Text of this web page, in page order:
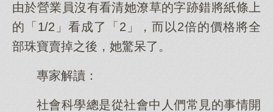
由於營業員沒有看清她潦草的字跡錯將紙條上
的「1/2」看成了「2」，而以2倍的價格將全
部珠寶賣掉之後，她驚呆了。
專家解讀：
社會科學總是從社會中人們常見的事情開